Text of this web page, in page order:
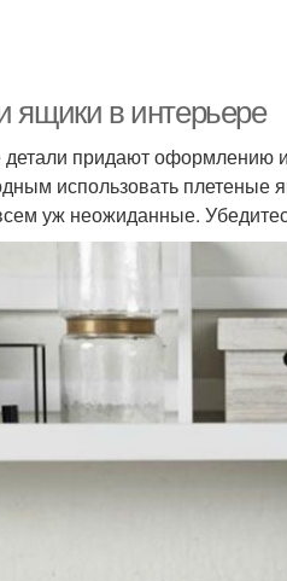
ящики в интерьере
придают оформлению
использовать
уж неожиданные.